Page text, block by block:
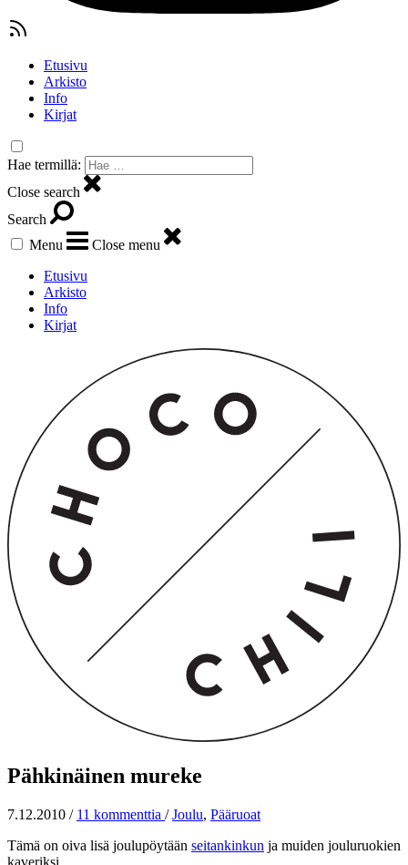
Etusivu
Arkisto
Info
Kirjat
Hae termillä:
Close search
Search
Menu
Close menu
Etusivu
Arkisto
Info
Kirjat
Pähkinäinen mureke
7.12.2010 / 11 kommenttia / Joulu, Pääruoat
Tämä on oiva lisä joulupöytään seitankinkun ja muiden jouluruokien
kaveriksi.